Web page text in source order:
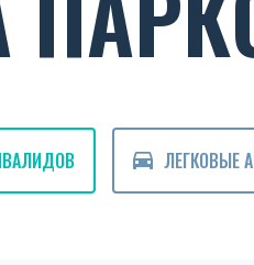
ЛЕГКОВЫЕ